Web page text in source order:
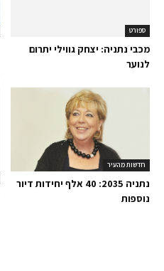
חדשות מהעיר
נתניה 2035: 40 אלף יחידות דיור
נוספות